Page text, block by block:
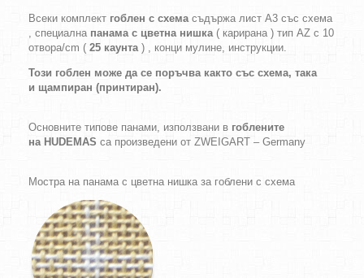
Всеки комплект гоблен с схемасъдържа лист А3 със схема
, специална панама с цветна нишка( карирана ) тип AZ с 10
отвора/cm ( 25 каунта) , конци мулине, инструкции.
Този гоблен може да се поръчва както със схема, така
и щампиран (принтиран).
Основните типове панами, използвани в гоблените
на HUDEMAS са произведени от ZWEIGART – Germany
Мостра на панама с цветна нишка за гоблени с схема